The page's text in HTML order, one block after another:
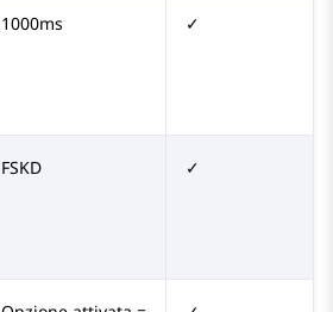
1000ms ✓
FSKD ✓